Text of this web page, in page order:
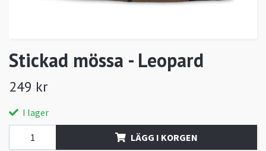
Stickad mössa - Leopard
249 kr
I lager
LÄGG I KORGEN